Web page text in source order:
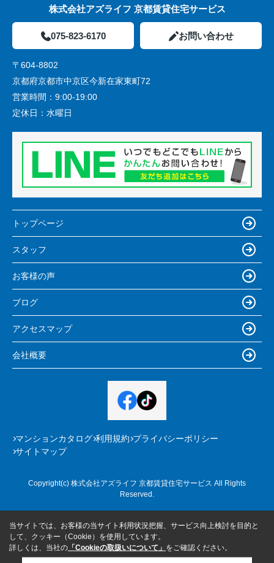
株式会社アズライフ 京都賃貸住宅サービス
075-823-6170 お問い合わせ
〒604-8802
京都府京都市中京区今新在家東町72
営業時間： 9:00-19:00
定休日： 水曜日
トップページ
スタッフ
お客様の声
ブログ
アクセスマップ
会社概要
マンションカタログ 利用規約 プライバシーポリシー
サイトマップ
Copyright(c) 株式会社アズライフ 京都賃貸住宅サービス All Rights
Reserved.
当サイトでは、お客様の当サイト利用状況把握、サービス向上検討を目的と
して、クッキー（Cookie）を使用しています。
詳しくは、当社の 「Cookieの取扱いについて」 をご確認ください。